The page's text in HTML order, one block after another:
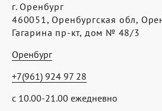
г. Оренбург
460051, Оренбургская обл,
Гагарина пр-кт, дом № 48/3
Оренбург
с 10.00-21.00 ежедневно
+7(961) 924 97 28